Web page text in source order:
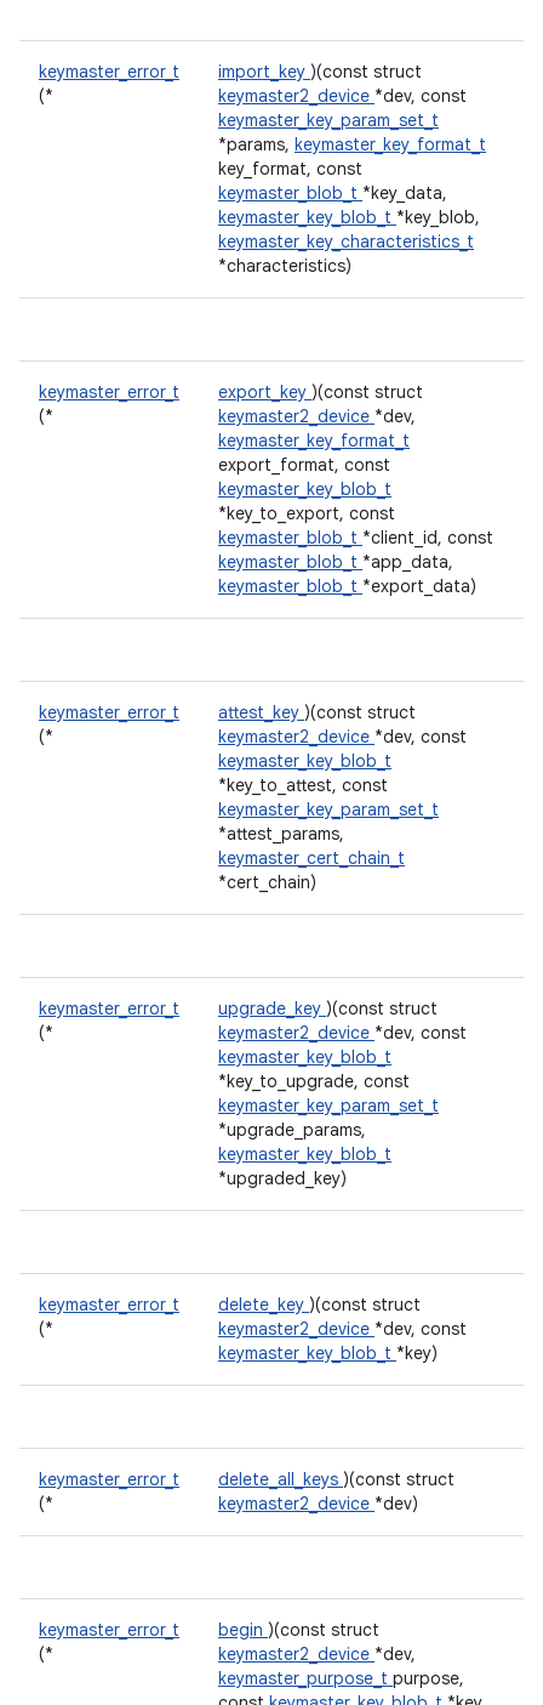
keymaster_error_t
(*
import_key )(const struct
keymaster2_device *dev, const
keymaster_key_param_set_t
*params, keymaster_key_format_t
key_format, const
keymaster_blob_t *key_data,
keymaster_key_blob_t *key_blob,
keymaster_key_characteristics_t
*characteristics)
keymaster_error_t
(*
export_key )(const struct
keymaster2_device *dev,
keymaster_key_format_t
export_format, const
keymaster_key_blob_t
*key_to_export, const
keymaster_blob_t *client_id, const
keymaster_blob_t *app_data,
keymaster_blob_t *export_data)
keymaster_error_t
(*
attest_key )(const struct
keymaster2_device *dev, const
keymaster_key_blob_t
*key_to_attest, const
keymaster_key_param_set_t
*attest_params,
keymaster_cert_chain_t
*cert_chain)
keymaster_error_t
(*
upgrade_key )(const struct
keymaster2_device *dev, const
keymaster_key_blob_t
*key_to_upgrade, const
keymaster_key_param_set_t
*upgrade_params,
keymaster_key_blob_t
*upgraded_key)
keymaster_error_t
(*
delete_key )(const struct
keymaster2_device *dev, const
keymaster_key_blob_t *key)
keymaster_error_t
(*
delete_all_keys )(const struct
keymaster2_device *dev)
keymaster_error_t
(*
begin )(const struct
keymaster2_device *dev,
keymaster_purpose_t purpose,